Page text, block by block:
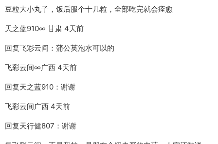
豆粒大小丸子，饭后服个十几粒，全部吃完就会痊愈
天之蓝910∞ 甘肃 4天前
回复飞彩云间：蒲公英泡水可以的
飞彩云间∞广西 4天前
回复天之蓝910：谢谢
飞彩云间广西 4天前
回复天行健807：谢谢